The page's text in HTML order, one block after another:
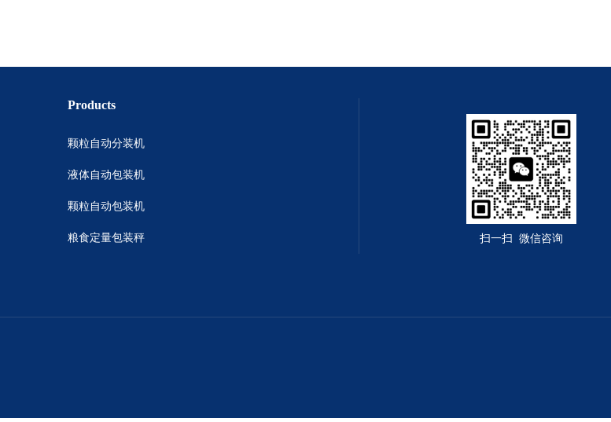
Products
颗粒自动分装机
液体自动包装机
颗粒自动包装机
粮食定量包装秤 扫一扫 微信咨询